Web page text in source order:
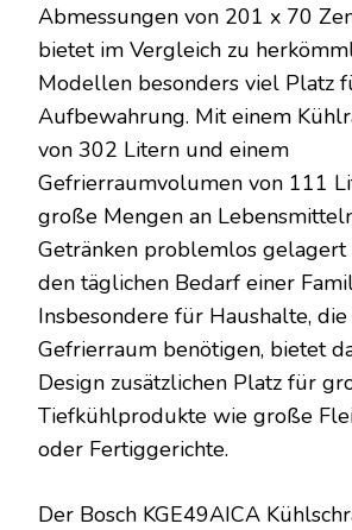
Abmessungen von 201 x 70
bietet im Vergleich zu
Modellen besonders viel Platz
Aufbewahrung. Mit einem
von 302 Litern und einem
Gefrierraumvolumen von 111
große Mengen an
Getränken problemlos
den täglichen Bedarf einer
Insbesondere für Haushalte,
Gefrierraum benötigen, bietet
Design zusätzlichen Platz für
Tiefkühlprodukte wie große
oder Fertiggerichte.
Der Bosch KGE49AICA